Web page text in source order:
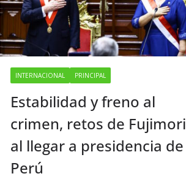
INTERNACIONAL PRINCIPAL
Estabilidad y freno al
crimen, retos de Fujimori
al llegar a presidencia de
Perú